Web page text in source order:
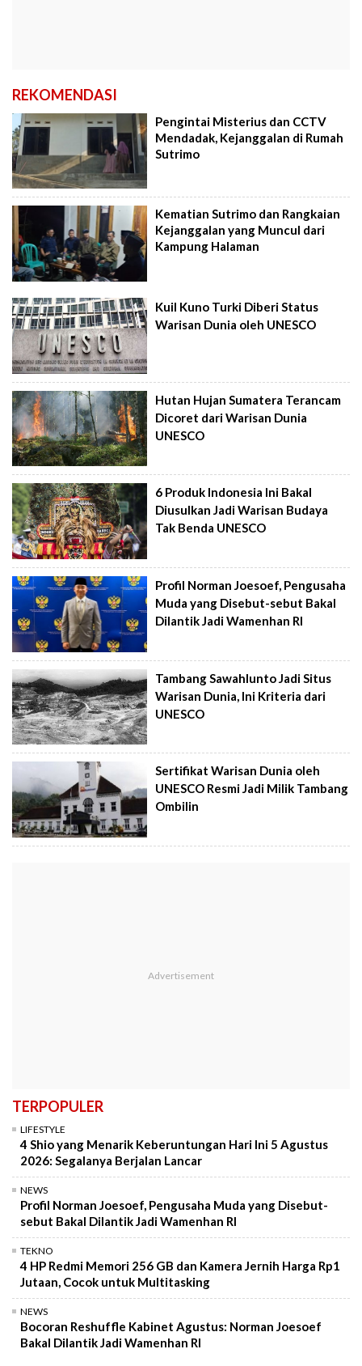
REKOMENDASI
Pengintai Misterius dan CCTV
Mendadak, Kejanggalan di Rumah
Sutrimo
Kematian Sutrimo dan Rangkaian
Kejanggalan yang Muncul dari
Kampung Halaman
Kuil Kuno Turki Diberi Status
Warisan Dunia oleh UNESCO
Hutan Hujan Sumatera Terancam
Dicoret dari Warisan Dunia
UNESCO
6 Produk Indonesia Ini Bakal
Diusulkan Jadi Warisan Budaya
Tak Benda UNESCO
Profil Norman Joesoef, Pengusaha
Muda yang Disebut-sebut Bakal
Dilantik Jadi Wamenhan RI
Tambang Sawahlunto Jadi Situs
Warisan Dunia, Ini Kriteria dari
UNESCO
Sertifikat Warisan Dunia oleh
UNESCO Resmi Jadi Milik Tambang
Ombilin
TERPOPULER
LIFESTYLE
4 Shio yang Menarik Keberuntungan Hari Ini 5 Agustus
2026: Segalanya Berjalan Lancar
NEWS
Profil Norman Joesoef, Pengusaha Muda yang Disebut-
sebut Bakal Dilantik Jadi Wamenhan RI
TEKNO
4 HP Redmi Memori 256 GB dan Kamera Jernih Harga Rp1
Jutaan, Cocok untuk Multitasking
NEWS
Bocoran Reshuffle Kabinet Agustus: Norman Joesoef
Bakal Dilantik Jadi Wamenhan RI